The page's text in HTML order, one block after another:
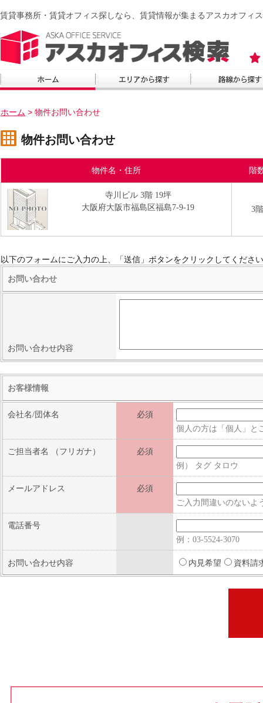
賃貸事務所・賃貸オフィス探しなら、賃貸情報が集まるアスカオフィ
ホーム > 物件お問い合わせ
物件お問い合わせ
物件名・住所 階
寺川ビル 3階 19坪
大阪府大阪市福島区福島7-9-19
3階
以下のフォームにご入力の上、「送信」ボタンをクリックしてくださ
お問い合わせ
お問い合わせ内容
お客様情報
会社名/団体名
必須
個人の方は「個人」と
ご担当者名 （フリガナ）
必須
例） タグ タロウ
メールアドレス
必須
ご入力間違いのないよ
電話番号
例：03-5524-3070
お問い合わせ内容 内見希望 資料請